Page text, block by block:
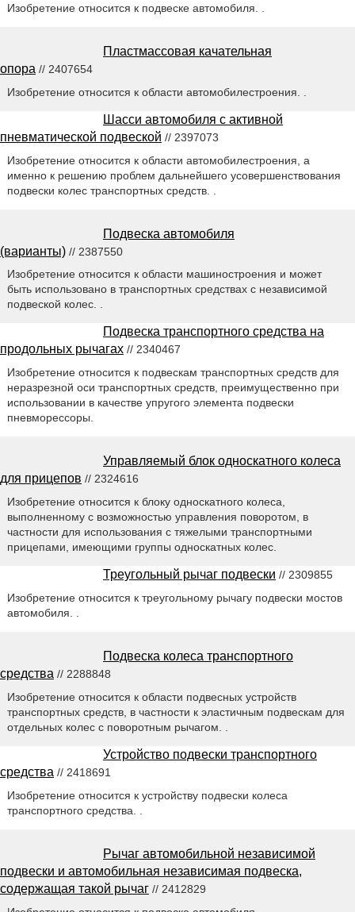
Изобретение относится к подвеске автомобиля. .
Пластмассовая качательная
опора // 2407654
Изобретение относится к области автомобилестроения. .
Шасси автомобиля с активной
пневматической подвеской // 2397073
Изобретение относится к области автомобилестроения, а
именно к решению проблем дальнейшего усовершенствования
подвески колес транспортных средств. .
Подвеска автомобиля
(варианты) // 2387550
Изобретение относится к области машиностроения и может
быть использовано в транспортных средствах с независимой
подвеской колес. .
Подвеска транспортного средства на
продольных рычагах // 2340467
Изобретение относится к подвескам транспортных средств для
неразрезной оси транспортных средств, преимущественно при
использовании в качестве упругого элемента подвески
пневморессоры.
Управляемый блок односкатного колеса
для прицепов // 2324616
Изобретение относится к блоку односкатного колеса,
выполненному с возможностью управления поворотом, в
частности для использования с тяжелыми транспортными
прицепами, имеющими группы односкатных колес.
Треугольный рычаг подвески // 2309855
Изобретение относится к треугольному рычагу подвески мостов
автомобиля. .
Подвеска колеса транспортного
средства // 2288848
Изобретение относится к области подвесных устройств
транспортных средств, в частности к эластичным подвескам для
отдельных колес с поворотным рычагом. .
Устройство подвески транспортного
средства // 2418691
Изобретение относится к устройству подвески колеса
транспортного средства. .
Рычаг автомобильной независимой
подвески и автомобильная независимая подвеска,
содержащая такой рычаг // 2412829